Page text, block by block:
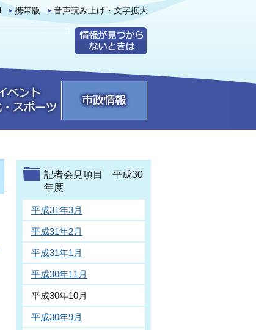
携帯版 音声読み上げ・文字拡大
記者会見項目 平成30
年度
平成31年3月
平成31年2月
平成31年1月
平成30年11月
平成30年10月
平成30年9月